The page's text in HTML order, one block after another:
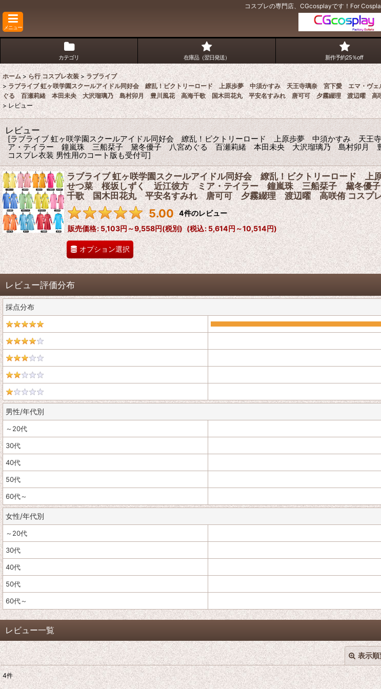
コスプレの専門店、CGcosplayです！For
メニュー
カテゴリ 在庫品（翌日発送） 新作予約25％off
ホーム > ら行 コスプレ衣装 > ラブライブ
> ラブライブ 虹ヶ咲学園スクールアイドル同好会 繚乱！ビクトリーロード 上原歩夢 中須かすみ 天王寺璃奈 宮下愛 エマ
ぐる 百瀬莉緒 本田未央 大沢瑠璃乃 島村卯月 豊川風花 高海千歌 国木田花丸 平安名すみれ 唐可可 夕霧綴理 渡辺曜 高咲侑
> レビュー
レビュー
[ラブライブ 虹ヶ咲学園スクールアイドル同好会 繚乱！ビクトリーロード 上原歩夢 中須かすみ
ア・テイラー 鐘嵐珠 三船栞子 黛冬優子 八宮めぐる 百瀬莉緒 本田未央 大沢瑠璃乃 島村卯
コスプレ衣装 男性用のコート版も受付可]
ラブライブ 虹ヶ咲学園スクールアイドル同好会 繚乱！ビクトリーロー
せつ菜 桜坂しずく 近江彼方 ミア・テイラー 鐘嵐珠 三船栞子 黛冬
千歌 国木田花丸 平安名すみれ 唐可可 夕霧綴理 渡辺曜 高咲侑 コスプレ
5.00 4件のレビュー
販売価格: 5,103円～9,558円(税別) (税込:5,614円～10,514円)
オプション選択
レビュー評価分布
採点分布
男性/年代別
～20代
30代
40代
50代
60代～
女性/年代別
～20代
30代
40代
50代
60代～
レビュー一覧
表示
レビュー検索:
4件